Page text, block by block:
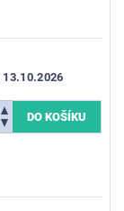
13.10.2026